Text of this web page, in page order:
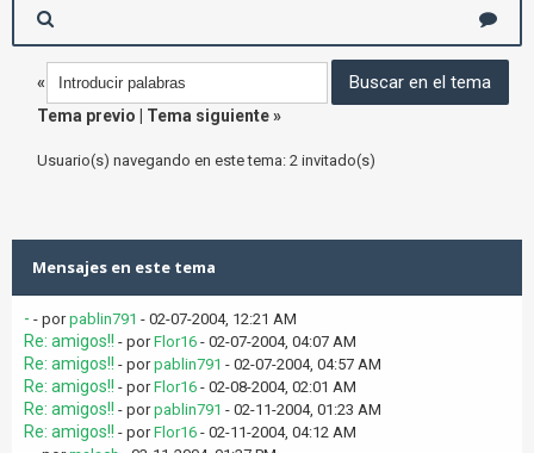
«
Tema previo
Tema siguiente»
Usuario(s) navegando en este tema: 2 invitado(s)
Mensajes en este tema
- - porpablin791 - 02-07-2004, 12:21 AM
Re: amigos!! - porFlor16 - 02-07-2004, 04:07 AM
Re: amigos!! - porpablin791 - 02-07-2004, 04:57 AM
Re: amigos!! - porFlor16 - 02-08-2004, 02:01 AM
Re: amigos!! - porpablin791 - 02-11-2004, 01:23 AM
Re: amigos!! - porFlor16 - 02-11-2004, 04:12 AM